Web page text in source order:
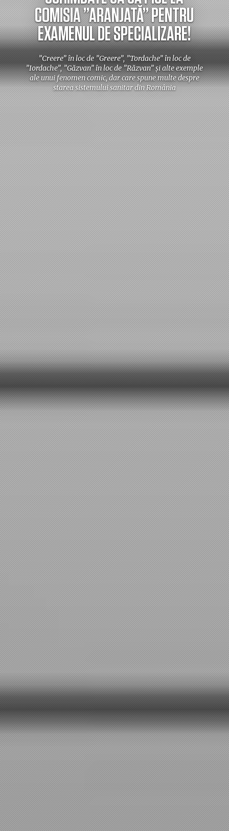
COMISIA ”ARANJATĂ” PENTRU
EXAMENUL DE SPECIALIZARE!
”Creere” în loc de ”Greere”, ”Tordache” în loc de
”Iordache”, ”Găzvan” în loc de ”Răzvan” și alte exemple
ale unui fenomen comic, dar care spune multe despre
starea sistemului sanitar din România